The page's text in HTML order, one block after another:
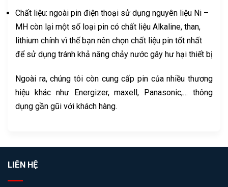
Chất liệu: ngoài pin điện thoại sử dụng nguyên liệu Ni –
MH còn lại một số loại pin có chất liệu Alkaline, than,
lithium chính vì thế bạn nên chọn chất liệu pin tốt nhất
để sử dụng tránh khả năng chảy nước gây hư hại thiết bị
Ngoài ra, chúng tôi còn cung cấp pin của nhiều thương
hiệu khác như Energizer, maxell, Panasonic,… thông
dụng gần gũi với khách hàng.
LIÊN HỆ